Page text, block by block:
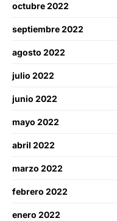
octubre 2022
septiembre 2022
agosto 2022
julio 2022
junio 2022
mayo 2022
abril 2022
marzo 2022
febrero 2022
enero 2022